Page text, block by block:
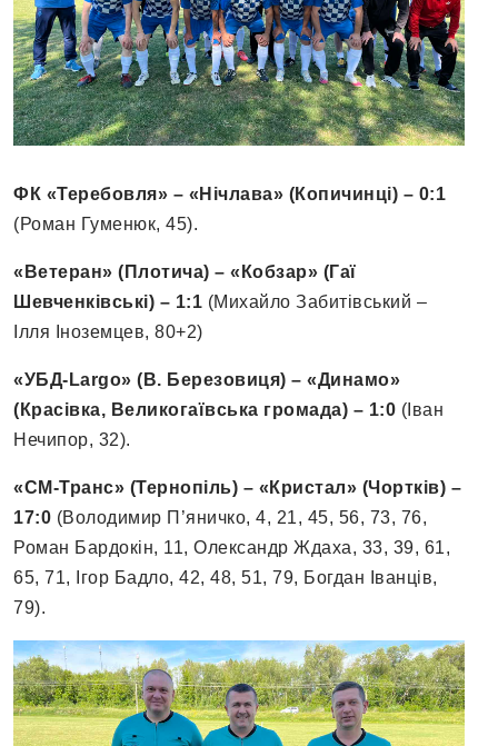
ФК «Теребовля» – «Нічлава» (Копичинці) – 0:1
(Роман Гуменюк, 45).
«Ветеран» (Плотича) – «Кобзар» (Гаї
Шевченківські) – 1:1 (Михайло Забитівський –
Ілля Іноземцев, 80+2)
«УБД-Largo» (В. Березовиця) – «Динамо»
(Красівка, Великогаївська громада) – 1:0 (Іван
Нечипор, 32).
«СМ-Транс» (Тернопіль) – «Кристал» (Чортків) –
17:0 (Володимир П’яничко, 4, 21, 45, 56, 73, 76,
Роман Бардокін, 11, Олександр Ждаха, 33, 39, 61,
65, 71, Ігор Бадло, 42, 48, 51, 79, Богдан Іванців,
79).